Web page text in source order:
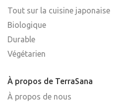
Tout sur la cuisine japonaise
Biologique
Durable
Végétarien
À propos de TerraSana
À propos de nous